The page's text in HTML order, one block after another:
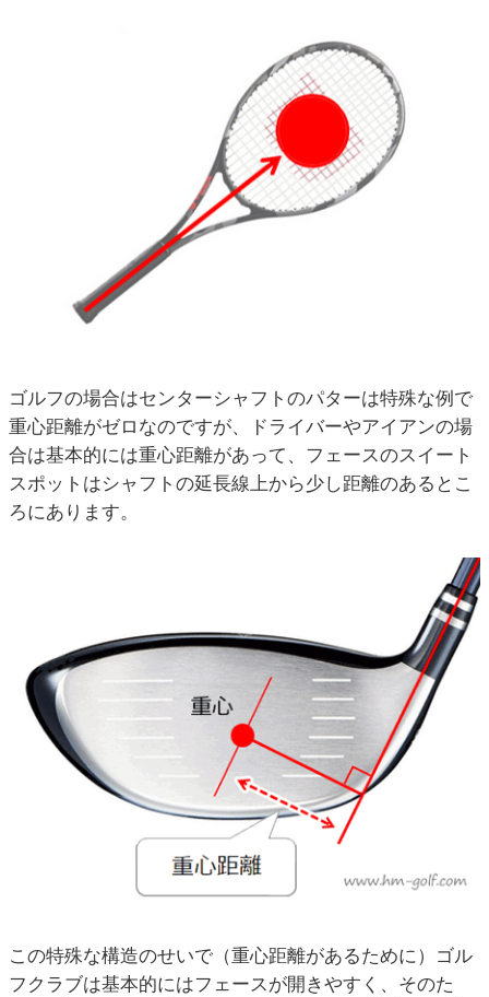
ゴルフの場合はセンターシャフトのパターは特殊な例で
重心距離がゼロなのですが、ドライバーやアイアンの場
合は基本的には重心距離があって、フェースのスイート
スポットはシャフトの延長線上から少し距離のあるとこ
ろにあります。
この特殊な構造のせいで（重心距離があるために）ゴル
フクラブは基本的にはフェースが開きやすく、そのた